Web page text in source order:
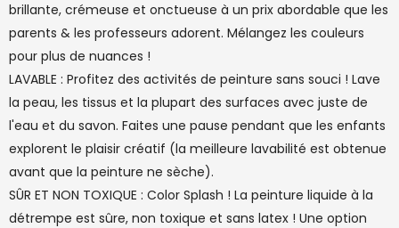
brillante, crémeuse et onctueuse à un prix abordable que les
parents & les professeurs adorent. Mélangez les couleurs
pour plus de nuances !
LAVABLE : Profitez des activités de peinture sans souci ! Lave
la peau, les tissus et la plupart des surfaces avec juste de
l'eau et du savon. Faites une pause pendant que les enfants
explorent le plaisir créatif (la meilleure lavabilité est obtenue
avant que la peinture ne sèche).
SÛR ET NON TOXIQUE : Color Splash ! La peinture liquide à la
détrempe est sûre, non toxique et sans latex ! Une option